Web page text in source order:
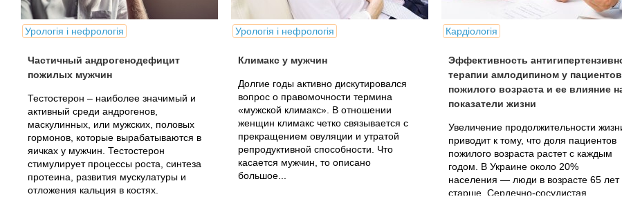
Урологія і нефрологія
Частичный андрогенодефицит
пожилых мужчин
Тестостерон – наиболее значимый и
активный среди андрогенов,
маскулинных, или мужских, половых
гормонов, которые вырабатываются в
яичках у мужчин. Тестостерон
стимулирует процессы роста, синтеза
протеина, развития мускулатуры и
отложения кальция в костях.
Урологія і нефрологія
Климакс у мужчин
Долгие годы активно дискутировался
вопрос о правомочности термина
«мужской климакс». В отношении
женщин климакс четко связывается с
прекращением овуляции и утратой
репродуктивной способности. Что
касается мужчин, то описано
большое...
Кардіологія
Эффективность
терапии амлодипином у пациентов
пожилого возраста и ее влияние
показатели жизни
Увеличение продолжительности
приводит к тому, что доля пациентов
пожилого возраста растет с каждым
годом. В Украине около 20%
населения — люди в возрасте 65 лет
старше. Сердечно-сосудистая